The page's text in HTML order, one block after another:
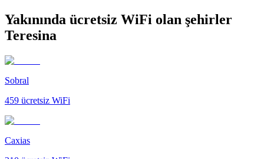
Yakınında ücretsiz WiFi olan şehirler
Teresina
Sobral
459 ücretsiz WiFi
Caxias